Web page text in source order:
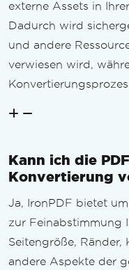
externe Assets in
Dadurch wird
und andere
verwiesen wird,
Kann ich die
Konvertierung
Ja, IronPDF bietet
zur Feinabstimmung
Seitengröße,
andere Aspekte der